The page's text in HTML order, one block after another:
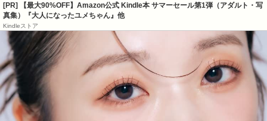
[PR]
【最大90%OFF】Amazon公式 Kindle本 サマーセール第1弾（アダルト・写
真集）『大人になったユメちゃん』他
Kindleストア